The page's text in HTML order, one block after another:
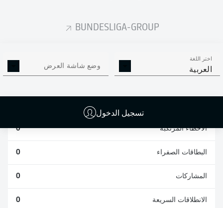
BUNDESLIGA-GROUP
اختر اللغة
العربية وضع شاشة العرض
تسجيل الدخول
إحصائيات موسم 2024/2025
الافتكاكات الناجحة
الأخطاء المرتكبة 0
البطاقات الصفراء 0
المشاركات 0
الانطلاقات السريعة 0